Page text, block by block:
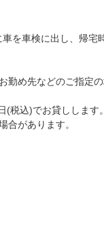
を車検に出し、帰宅
勤め先などのご指定
税込)でお貸しします。
合があります。